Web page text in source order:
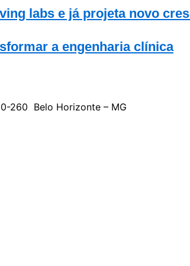
labs e já projeta novo
a engenharia clínica
260 Belo Horizonte – MG